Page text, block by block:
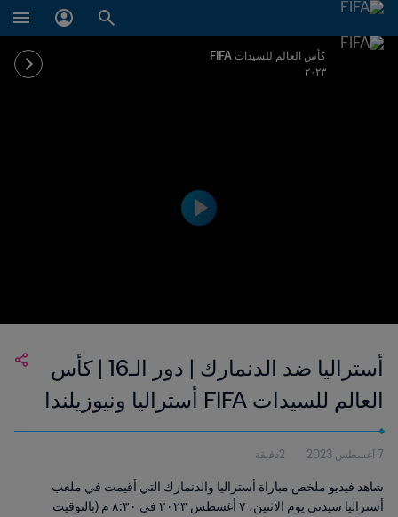
كأس العالم للسيدات FIFA
٢٠٢٣
أستراليا ضد الدنمارك | دور الـ16 | كأس
العالم للسيدات FIFA أستراليا ونيوزيلندا
2023™ | الُملخص
7 أغسطس 2023 2دقيقة
شاهد فيديو ملخص مباراة أستراليا والدنمارك التي أقيمت في ملعب
أستراليا سيدني يوم الاثنين، ٧ أغسطس ٢٠٢٣ في ٨:٣٠ م (بالتوقيت